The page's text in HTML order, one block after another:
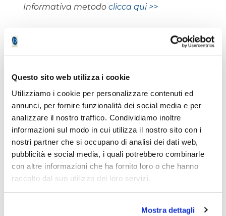
Questo sito web utilizza i cookie
Utilizziamo i cookie per personalizzare contenuti ed
annunci, per fornire funzionalità dei social media e per
analizzare il nostro traffico. Condividiamo inoltre
informazioni sul modo in cui utilizza il nostro sito con i
nostri partner che si occupano di analisi dei dati web,
pubblicità e social media, i quali potrebbero combinarle
con altre informazioni che ha fornito loro o che hanno
raccolto dal suo utilizzo dei loro servizi.
Mostra dettagli
Informativa metodo clicca qui >>
Gli ultimi articoli di
Virginio Frigieri